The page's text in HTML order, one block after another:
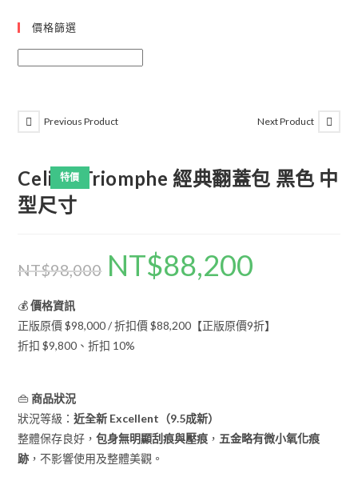
價格篩選
特價
Previous Product Next Product
Celine Triomphe 經典翻蓋包 黑色 中
型尺寸
NT$98,000 NT$88,200
💰價格資訊
正版原價 $98,000 / 折扣價 $88,200【正版原價9折】
折扣 $9,800、折扣 10%
👜商品狀況
狀況等級：近全新 Excellent（9.5成新）
整體保存良好，包身無明顯刮痕與壓痕 ， 五金略有微小氧化痕
跡 ，不影響使用及整體美觀。